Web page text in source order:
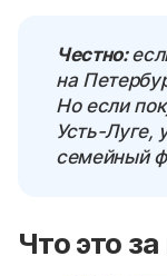
Честно:
на
Но если
Усть-Луге,
семейный
Что это